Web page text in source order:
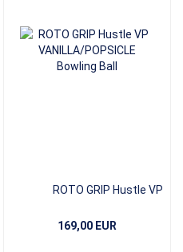
ROTO GRIP Hustle VP
169,00 EUR